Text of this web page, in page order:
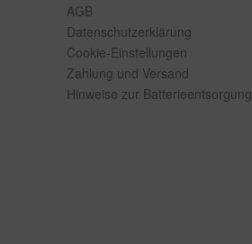
AGB
Datenschutzerklärung
Cookie-Einstellungen
Zahlung und Versand
Hinweise zur Batterieentsorgung